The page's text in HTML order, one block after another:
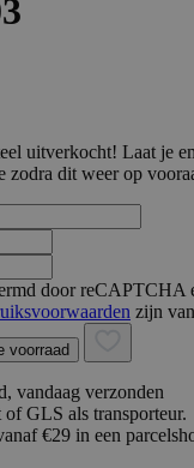
uitverkocht! Laat je
zodra dit weer op
door reCAPTCHA
zijn
voorraad
vandaag verzonden
GLS als transporteur.
€29 in een